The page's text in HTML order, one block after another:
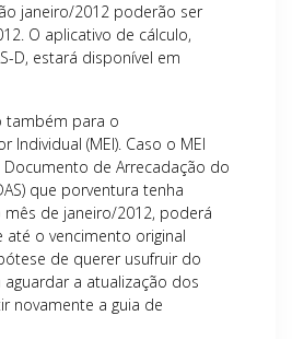
janeiro/2012 poderão ser
O aplicativo de cálculo,
D, estará disponível em
também para o
Individual (MEI). Caso o MEI
de Arrecadação do
que porventura tenha
de janeiro/2012, poderá
o vencimento original
de querer usufruir do
a atualização dos
novamente a guia de